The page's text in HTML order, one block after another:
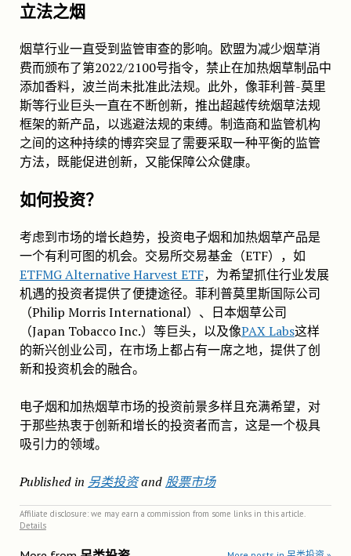
立法之烟
烟草行业一直受到监管审查的影响。欧盟为减少烟草消
费而颁布了第2022/2100号指令，禁止在加热烟草制品中
添加香料，波兰尚未批准此法规。此外，像菲利普-莫里
斯等行业巨头一直在不断创新，推出超越传统烟草法规
框架的新产品，以逃避法规的束缚。制造商和监管机构
之间的这种持续的博弈突显了需要采取一种平衡的监管
方法，既能促进创新，又能保障公众健康。
如何投资？
考虑到市场的增长趋势，投资电子烟和加热烟草产品是
一个有利可图的机会。交易所交易基金（ETF），如
ETFMG Alternative Harvest ETF，为希望抓住行业发展
机遇的投资者提供了便捷途径。菲利普莫里斯国际公司
（Philip Morris International）、日本烟草公司
（Japan Tobacco Inc.）等巨头，以及像PAX Labs这样
的新兴创业公司，在市场上都占有一席之地，提供了创
新和投资机会的融合。
电子烟和加热烟草市场的投资前景多样且充满希望，对
于那些热衷于创新和增长的投资者而言，这是一个极具
吸引力的领域。
Published in 另类投资and 股票市场
Affiliate disclosure: we may earn a commission from some links in this article.
Details